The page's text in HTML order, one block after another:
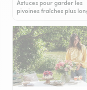
Astuces pour garder les
pivoines fraîches plus